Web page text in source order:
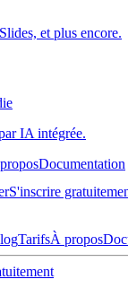
et plus encore.
IA intégrée.
Documentation
S'inscrire
TarifsÀ propos